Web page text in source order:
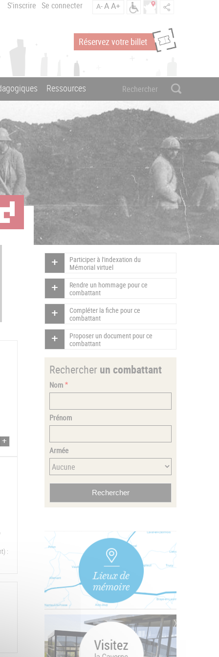
S'inscrire Se connecter A-AA+
Réservez votre billet
Ressources
:
Participer à l'indexation du
Mémorial virtuel
Rendre un hommage pour ce
combattant
Compléter la fiche pour ce
combattant
Proposer un document pour ce
combattant
Rechercher un combattant
Nom
Prénom
Armée